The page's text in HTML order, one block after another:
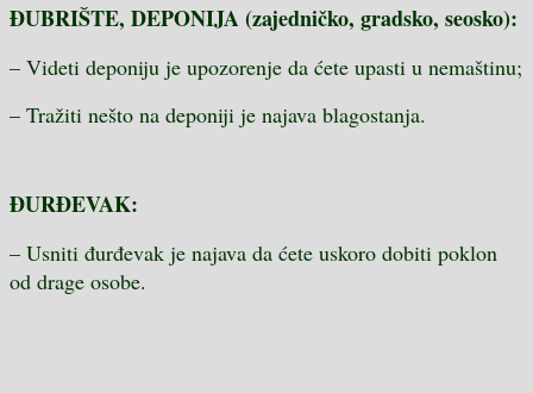
ĐUBRIŠTE, DEPONIJA (zajedničko, gradsko, seosko):
– Videti deponiju je upozorenje da ćete upasti u nemaštinu;
– Tražiti nešto na deponiji je najava blagostanja.
ĐURĐEVAK:
– Usniti đurđevak je najava da ćete uskoro dobiti poklon
od drage osobe.